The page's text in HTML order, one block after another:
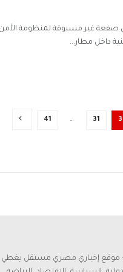
في صفعة غير مسبوقة لمنظومة
داخل مطار...
31
…
41
– موقع إخباري مصري مستقل يغطي